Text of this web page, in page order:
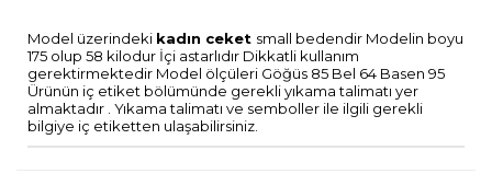
Model üzerindeki kadın ceket small bedendir Modelin boyu
175 olup 58 kilodur İçi astarlıdır Dikkatli kullanım
gerektirmektedir Model ölçüleri Göğüs 85 Bel 64 Basen 95
Ürünün iç etiket bölümünde gerekli yıkama talimatı yer
almaktadır . Yıkama talimatı ve semboller ile ilgili gerekli
bilgiye iç etiketten ulaşabilirsiniz.